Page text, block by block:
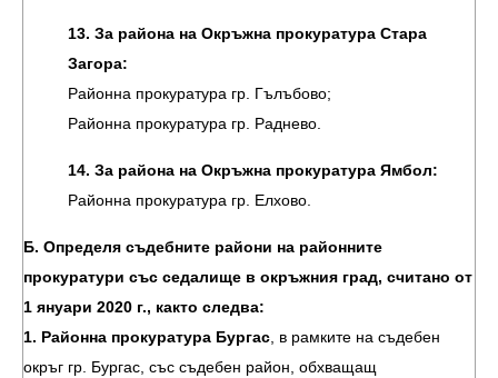
13. За района на Окръжна прокуратура Стара
Загора:
Районна прокуратура гр. Гълъбово;
Районна прокуратура гр. Раднево.
14. За района на Окръжна прокуратура Ямбол:
Районна прокуратура гр. Елхово.
Б. Определя съдебните райони на районните
прокуратури със седалище в окръжния град, считано от
1 януари 2020 г., както следва:
1. Районна прокуратура Бургас , в рамките на съдебен
окръг гр. Бургас, със съдебен район, обхващащ